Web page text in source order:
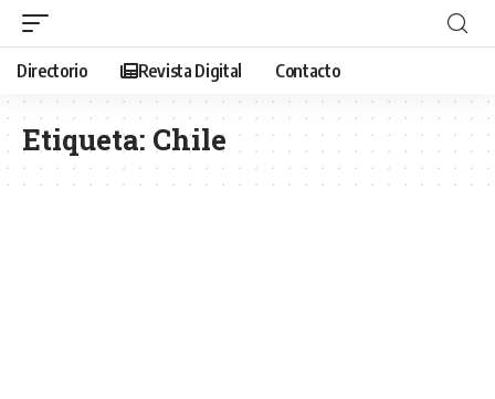
Directorio Revista Digital Contacto
Etiqueta: Chile